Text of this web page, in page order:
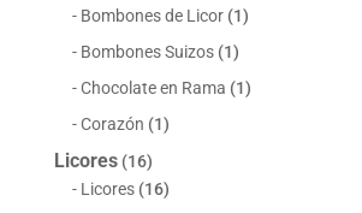
Bombones de Licor (1)
Bombones Suizos (1)
Chocolate en Rama (1)
Corazón (1)
Licores (16)
Licores (16)